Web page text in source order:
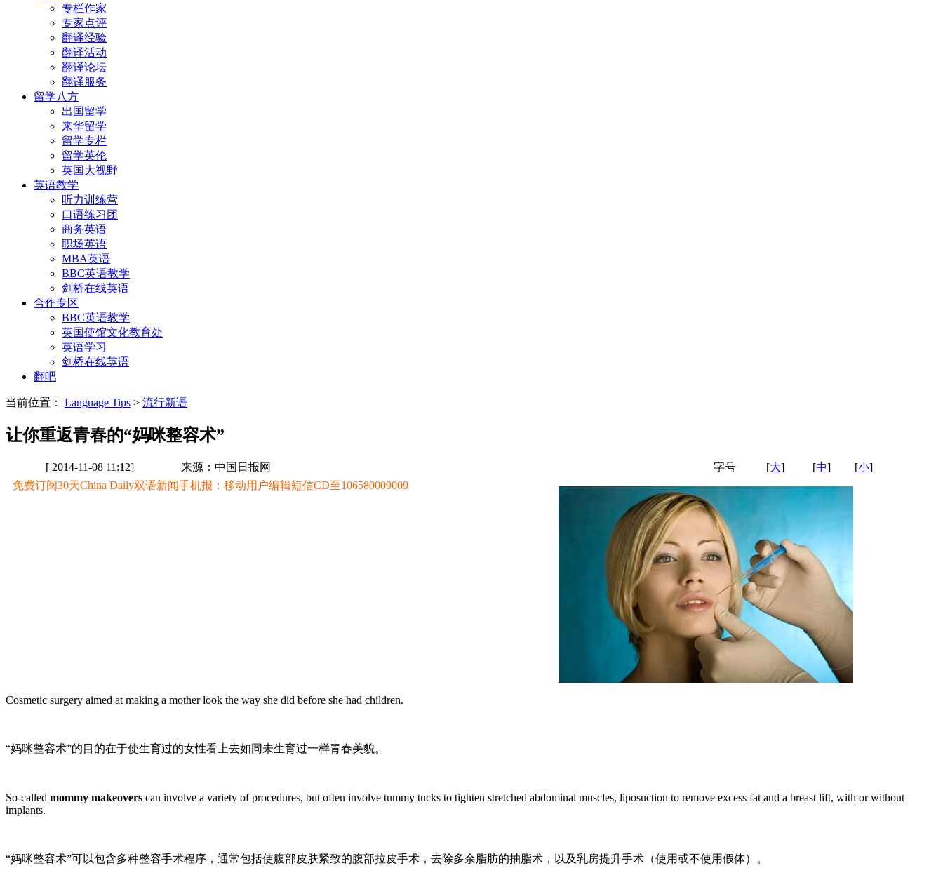
专栏作家
专家点评
翻译经验
翻译活动
翻译论坛
翻译服务
留学八方
出国留学
来华留学
留学专栏
留学英伦
英国大视野
英语教学
听力训练营
口语练习团
商务英语
职场英语
MBA英语
BBC英语教学
剑桥在线英语
合作专区
BBC英语教学
英国使馆文化教育处
英语学习
剑桥在线英语
翻吧
当前位置： Language Tips > 流行新语
让你重返青春的“妈咪整容术”
[ 2014-11-08 11:12] 来源：中国日报网 字号 [大] [中] [小]
免费订阅30天China Daily双语新闻手机报：移动用户编辑短信CD至106580009009
Cosmetic surgery aimed at making a mother look the way she did before she had children.
“妈咪整容术”的目的在于使生育过的女性看上去如同未生育过一样青春美貌。
So-called mommy makeovers can involve a variety of procedures, but often involve tummy tucks to tighten stretched abdominal muscles, liposuction to remove excess fat and a breast lift, with or without
implants.
“妈咪整容术”可以包含多种整容手术程序，通常包括使腹部皮肤紧致的腹部拉皮手术，去除多余脂肪的抽脂术，以及乳房提升手术（使用或不使用假体）。